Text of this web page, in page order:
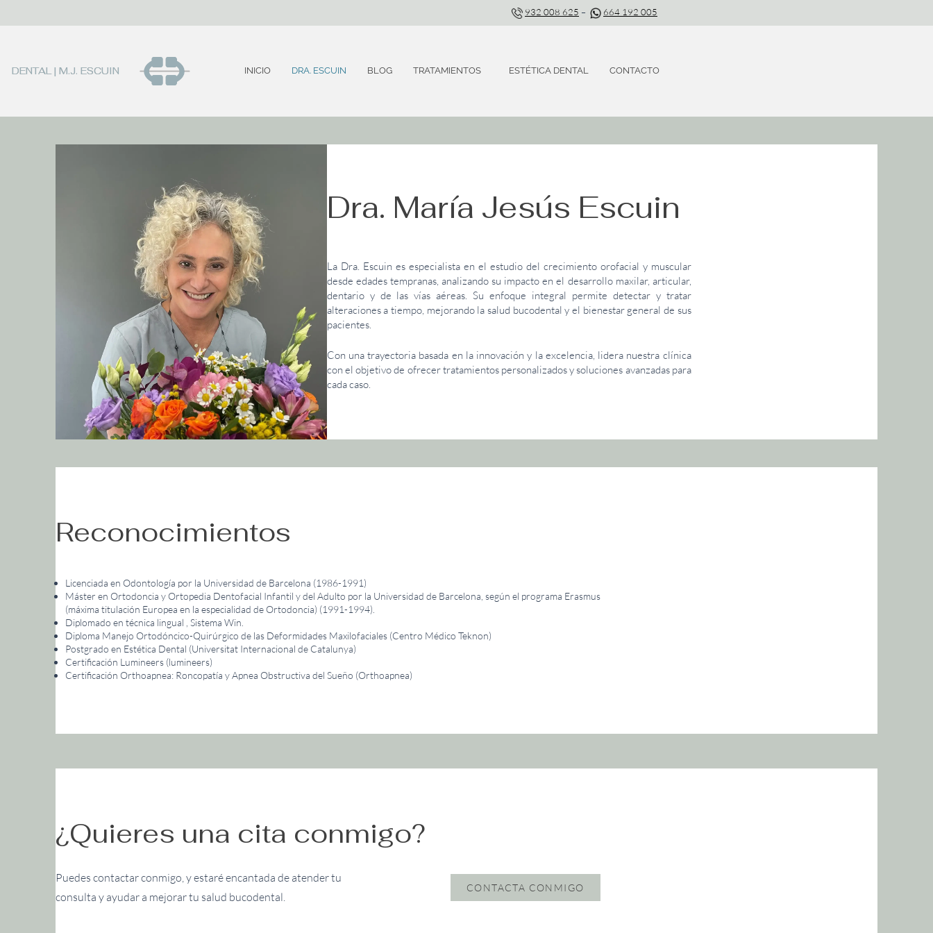
932 008 625 – 664 192 005
DENTAL | M.J. ESCUIN INICIO DRA. ESCUIN BLOG TRATAMIENTOS ESTÉTICA DENTAL CONTACTO
Dra. María Jesús Escuin
La Dra. Escuin es especialista en el estudio del crecimiento orofacial y muscular
desde edades tempranas, analizando su impacto en el desarrollo maxilar, articular,
dentario y de las vías aéreas. Su enfoque integral permite detectar y tratar
alteraciones a tiempo, mejorando la salud bucodental y el bienestar general de sus
pacientes.
Con una trayectoria basada en la innovación y la excelencia, lidera nuestra clínica
con el objetivo de ofrecer tratamientos personalizados y soluciones avanzadas para
cada caso.
Reconocimientos
Licenciada en Odontología por la Universidad de Barcelona (1986-1991)
Máster en Ortodoncia y Ortopedia Dentofacial Infantil y del Adulto por la Universidad de Barcelona, según el programa Erasmus
(máxima titulación Europea en la especialidad de Ortodoncia) (1991-1994).
Diplomado en técnica lingual , Sistema Win.
Diploma Manejo Ortodóncico-Quirúrgico de las Deformidades Maxilofaciales (Centro Médico Teknon)
Postgrado en Estética Dental (Universitat Internacional de Catalunya)
Certificación Lumineers (lumineers)
Certificación Orthoapnea: Roncopatía y Apnea Obstructiva del Sueño (Orthoapnea)
¿Quieres una cita conmigo?
Puedes contactar conmigo, y estaré encantada de atender tu
consulta y ayudar a mejorar tu salud bucodental.
CONTACTA CONMIGO